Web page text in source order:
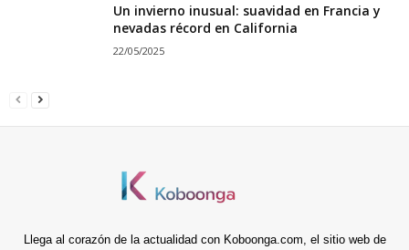
Un invierno inusual: suavidad en Francia y
nevadas récord en California
22/05/2025
Llega al corazón de la actualidad con Koboonga.com, el sitio web de